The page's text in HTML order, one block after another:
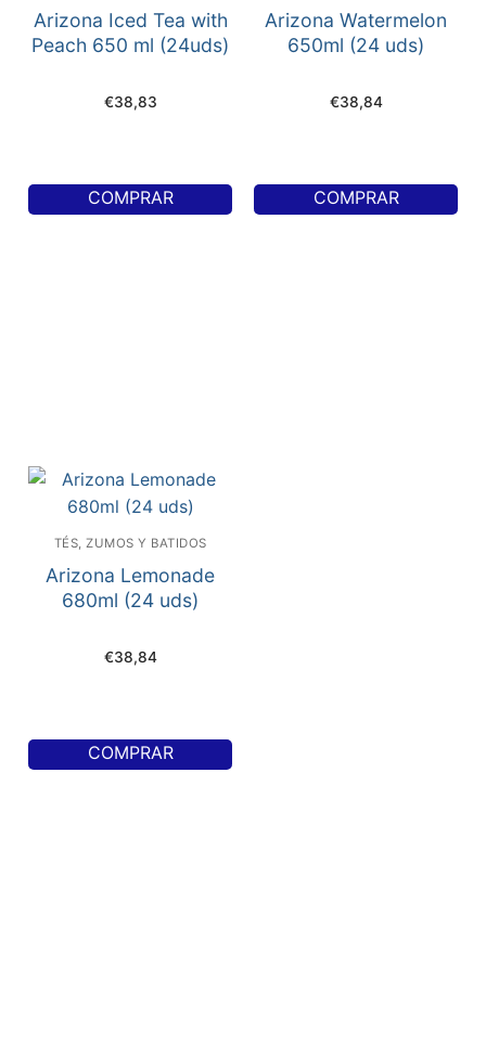
Arizona Iced Tea with
Peach 650 ml (24uds)
€38,83
COMPRAR
Arizona Watermelon
650ml (24 uds)
€38,84
COMPRAR
TÉS, ZUMOS Y BATIDOS
Arizona Lemonade
680ml (24 uds)
€38,84
COMPRAR